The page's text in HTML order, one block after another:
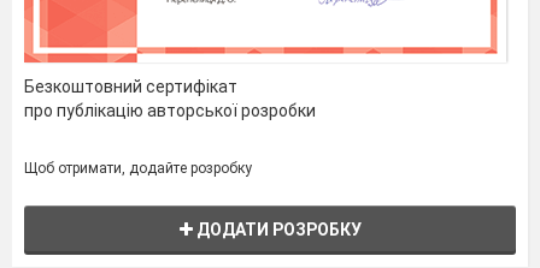
Безкоштовний сертифікат
про публікацію авторської розробки
Щоб отримати, додайте розробку
ДОДАТИ РОЗРОБКУ